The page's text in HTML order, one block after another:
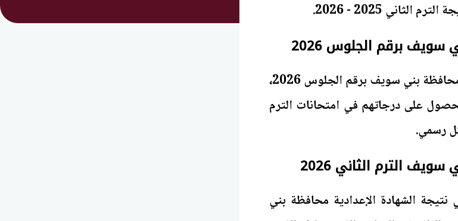
2025 - 2026.
برقم الجلوس 2026
وتساءل الطلاب عن نتيجة الشهادة الإعدادية محافظة بني سويف برقم الجلوس 2026،
على درجاتهم في امتحانات الترم
الترم الثاني 2026
الشهادة الإعدادية محافظة بني